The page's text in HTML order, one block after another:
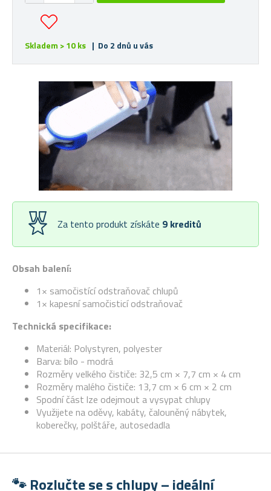
Obsah balení:
1× samočistící odstraňovač chlupů
1× kapesní samočisticí odstraňovač
Technická specifikace:
Materiál: Polystyren, polyester
Barva: bílo - modrá
Rozměry velkého čističe: 32,5 cm × 7,7 cm × 4 cm
Rozměry malého čističe: 13,7 cm × 6 cm × 2 cm
Spodní část lze odejmout a vysypat chlupy
Využijete na oděvy, kabáty, čalouněný nábytek,
koberečky, polštáře, autosedadla
Skladem > 10 ks | Do 2 dnů u vás
Za tento produkt získáte 9 kreditů
🐾 Rozlučte se s chlupy – ideální